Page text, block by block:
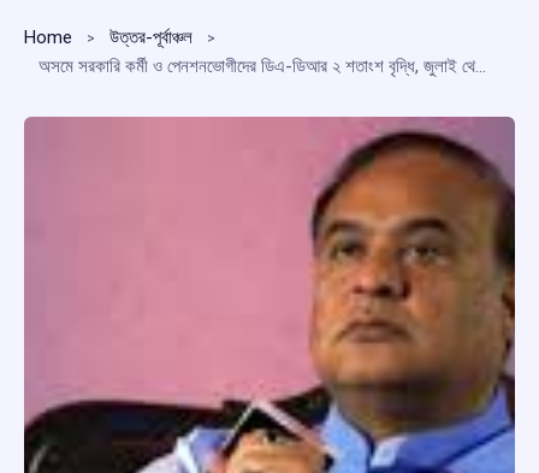
Home
উত্তর-পূর্বাঞ্চল
অসমে সরকারি কর্মী ও পেনশনভোগীদের ডিএ-ডিআর ২ শতাংশ বৃদ্ধি, জুলাই থেকে কার্যকর: হিমন্ত বিশ্ব শর্মা